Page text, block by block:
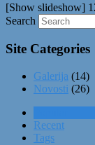
[Show slideshow]
Search
Site Categories
Galerija (14)
Novosti (26)
Recent
Tags